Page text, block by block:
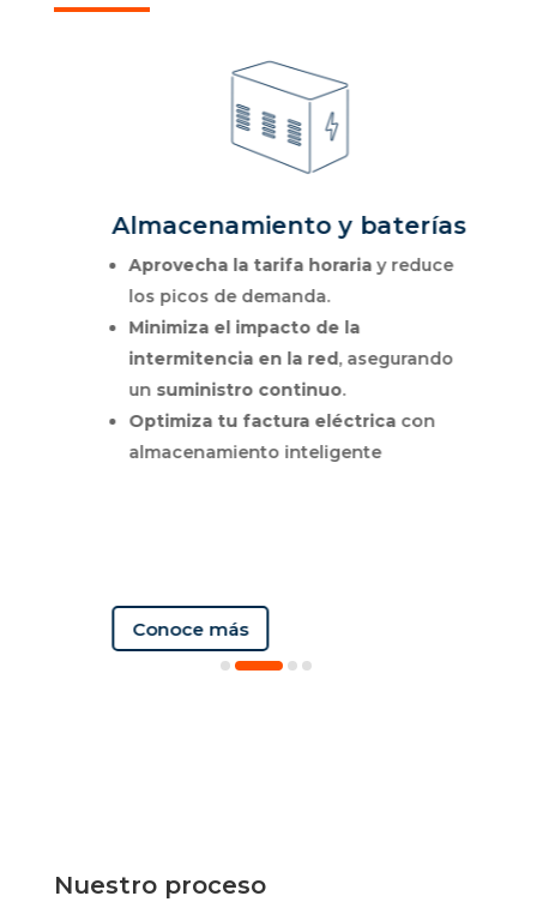
Almacenamiento y baterías
Aprovecha la tarifa horariay reduce
los picos de demanda.
Minimiza el impacto de la
intermitencia en la red, asegurando
unsuministro continuo.
Optimiza tu factura eléctricacon
almacenamiento inteligente
Conoce más
Nuestro proceso